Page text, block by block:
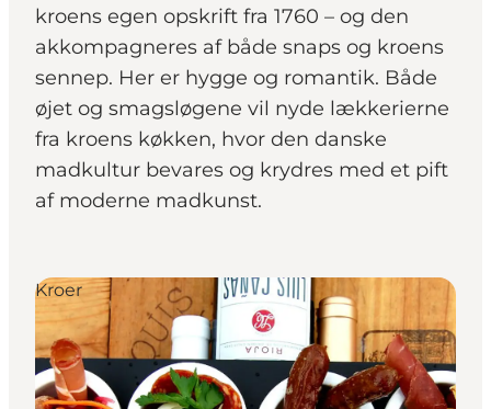
kroens egen opskrift fra 1760 – og den
akkompagneres af både snaps og kroens
sennep. Her er hygge og romantik. Både
øjet og smagsløgene vil nyde lækkerierne
fra kroens køkken, hvor den danske
madkultur bevares og krydres med et pift
af moderne madkunst.
Kroer